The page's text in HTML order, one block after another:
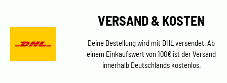
VERSAND & KOSTEN
Deine Bestellung wird mit DHL versendet. Ab
einem Einkaufswert von 100€ ist der Versand
innerhalb Deutschlands kostenlos.